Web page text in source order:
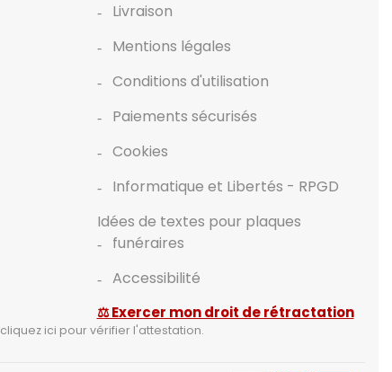
Livraison
Mentions légales
Conditions d'utilisation
Paiements sécurisés
Cookies
Informatique et Libertés - RPGD
Idées de textes pour plaques
funéraires
Accessibilité
⚖ Exercer mon droit de rétractation
cliquez ici pour vérifier l'attestation.